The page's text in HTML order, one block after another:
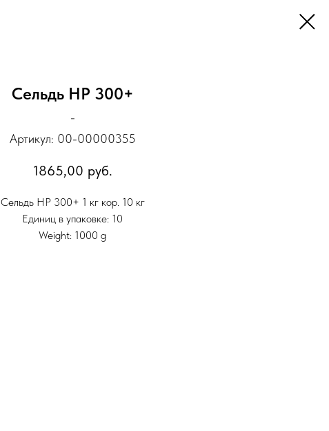
Сельдь НР 300+
-
Артикул: 00-00000355
1865,00 руб.
Сельдь НР 300+ 1 кг кор. 10 кг
Единиц в упаковке: 10
Weight: 1000 g